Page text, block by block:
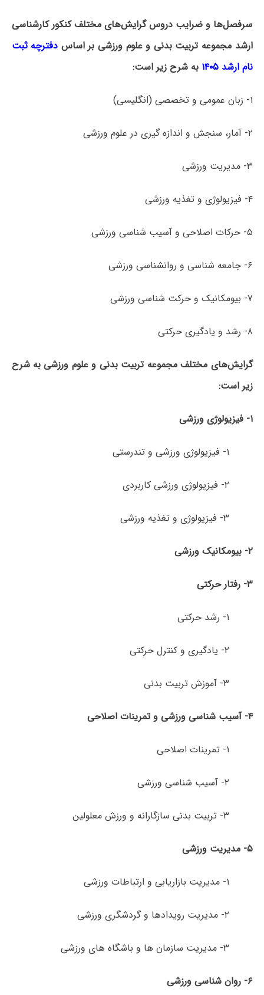
سرفصل‌ها و ضرایب دروس گرایش‌های مختلف کنکور کارشناسی
ارشد مجموعه تربیت بدنی و علوم ورزشی بر اساس دفترچه ثبت
نام ارشد ۱۴۰۵
به شرح زیر است:
۱- زبان عمومی و تخصصی (انگلیسی)
۲- آمار، سنجش و اندازه­ گیری در علوم ورزشی
۳- مدیریت ورزشی
۴- فیزیولوژی و تغذیه ورزشی
۵- حرکات اصلاحی و آسیب­ شناسی ورزشی
۶- جامعه شناسی و روانشناسی ورزشی
۷- بیومکانیک و حرکت ­شناسی ورزشی
۸- رشد و یادگیری حرکتی
گرایش‌های مختلف مجموعه تربیت بدنی و علوم ورزشی به شرح
زیر است:
۱- فیزیولوژی ورزشی
۱- فیزیولوژی ورزشی و تندرستی
۲- فیزیولوژی ورزشی کاربردی
۳- فیزیولوژی و تغذیه ورزشی
۲- بیومکانیک ورزشی
۳- رفتار حرکتی
۱- رشد حرکتی
۲- یادگیری و کنترل حرکتی
۳- آموزش تربیت ­بدنی
۴- آسیب­ شناسی ورزشی و تمرینات اصلاحی
۱- تمرینات اصلاحی
۲- آسیب شناسی ورزشی
۳- تربیت ­بدنی سازگارانه و ورزش معلولین
۵- مدیریت ورزشی
۱- مدیریت بازاریابی و ارتباطات ورزشی
۲- مدیریت رویدادها و گردشگری ورزشی
۳- مدیریت سازمان ها و باشگاه های ورزشی
۶- روان شناسی ورزشی